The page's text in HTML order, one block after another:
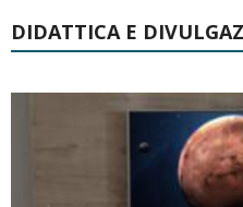
DIDATTICA E